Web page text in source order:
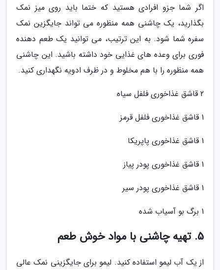
اگر شما جزو افرادی هستید که ختما باید روی میز نمک
بگذارید، یک چاشنی همه منظوره می تواند جایگزین نمک
سفره شما شود. به این ترتیب، می توانید یک طعم دهنده
فوری برای وعده های غذایی خود داشته باشید. این چاشنی
همه منظوره را با هم مخلوط و در ظرف ادویه نگهداری کنید.
2 قاشق غذاخوری فلفل سیاه
1 قاشق غذاخوری فلفل قرمز
1 قاشق غذاخوری پاپریکا
1 قاشق غذاخوری پودر پیاز
1 قاشق غذاخوری پودر سیر
1 برگ بو آسیاب شده
5. تهیه چاشنی با مواد خوش طعم
از یک آب لیمو استفاده کنید. لیمو برای جایگزینی نمک عالی